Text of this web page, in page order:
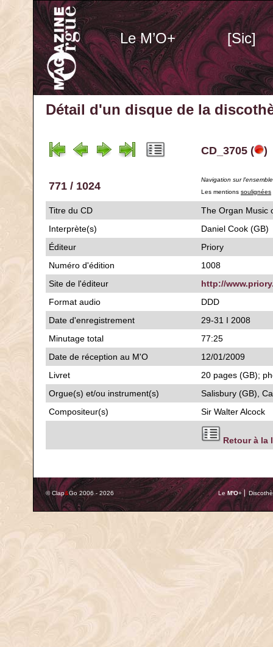
Le M’O+ [Sic]
Détail d'un disque de la
CD_3705 ( )
771 / 1024
Navigation sur
Les mentions soulignées
Titre du CD
The Organ
Interprète(s)
Daniel Cook (GB)
Éditeur
Priory
Numéro d'édition
1008
Site de l'éditeur
http://
Format audio
DDD
Date d'enregistrement
29-31 I 2008
Minutage total
77:25
Date de réception au M'O
12/01/2009
Livret
20 pages (GB);
Orgue(s) et/ou instrument(s)
Salisbury (GB),
Compositeur(s)
Sir Walter Alcock
Retour à la
© Clap&Go 2006 - 2026 Le M'O+ ⎢